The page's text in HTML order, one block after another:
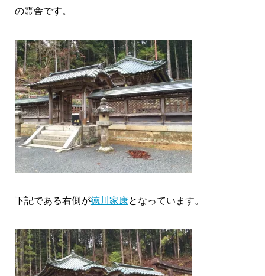
の霊舎です。
下記である右側が徳川家康となっています。